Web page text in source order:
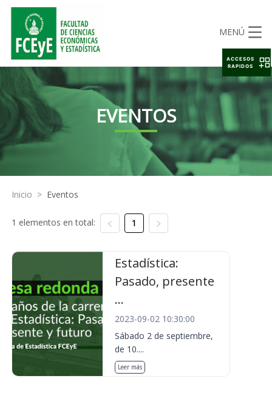
MENÚ
EVENTOS
Inicio > Eventos
1 elementos en total: 1
Estadística:
Pasado, presente
...
2023-09-02 10:30:00
Sábado 2 de septiembre,
de 10....
Leer más
ACCESOS
RAPIDOS